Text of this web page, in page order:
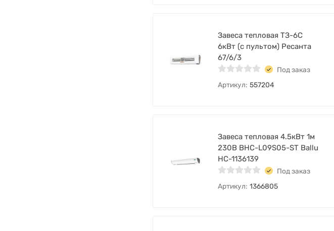
Завеса тепловая ТЗ-6С
6кВт (с пультом) Ресанта
67/6/3
Под заказ
Артикул: 557204
Завеса тепловая 4.5кВт 1м
230В BHC-L09S05-ST Ballu
НС-1136139
Под заказ
Артикул: 1366805